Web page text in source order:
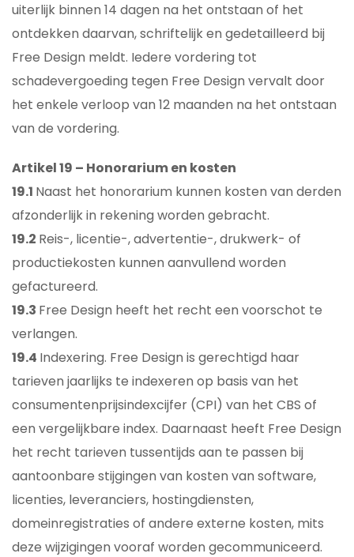
uiterlijk binnen 14 dagen na het ontstaan of het
ontdekken daarvan, schriftelijk en gedetailleerd bij
Free Design meldt. Iedere vordering tot
schadevergoeding tegen Free Design vervalt door
het enkele verloop van 12 maanden na het ontstaan
van de vordering.
Artikel 19 – Honorarium en kosten
19.1 Naast het honorarium kunnen kosten van derden
afzonderlijk in rekening worden gebracht.
19.2 Reis-, licentie-, advertentie-, drukwerk- of
productiekosten kunnen aanvullend worden
gefactureerd.
19.3 Free Design heeft het recht een voorschot te
verlangen.
19.4 Indexering. Free Design is gerechtigd haar
tarieven jaarlijks te indexeren op basis van het
consumentenprijsindexcijfer (CPI) van het CBS of
een vergelijkbare index. Daarnaast heeft Free Design
het recht tarieven tussentijds aan te passen bij
aantoonbare stijgingen van kosten van software,
licenties, leveranciers, hostingdiensten,
domeinregistraties of andere externe kosten, mits
deze wijzigingen vooraf worden gecommuniceerd.